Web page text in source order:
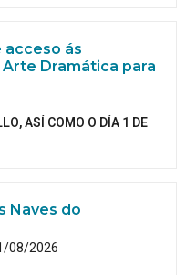
acceso ás
Dramática para
ASÍ COMO O DÍA 1 DE
Naves do
08/2026